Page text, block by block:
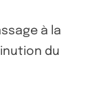
à la
du